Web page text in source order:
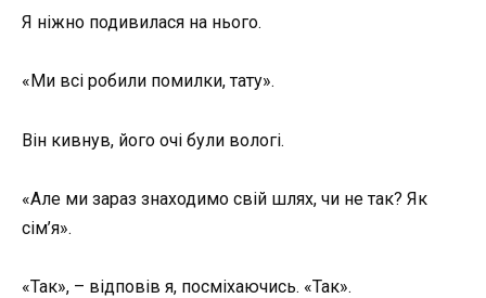
Я ніжно подивилася на нього.
«Ми всі робили помилки, тату».
Він кивнув, його очі були вологі.
«Але ми зараз знаходимо свій шлях, чи не так? Як
сім’я».
«Так», – відповів я, посміхаючись. «Так».